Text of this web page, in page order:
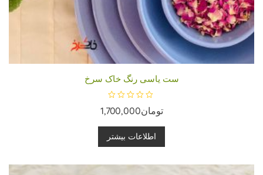
ست یاسی رنگ خاک سرخ
م
ی
ا
ز
0
تومان1,700,000
اطلاعات بیشتر